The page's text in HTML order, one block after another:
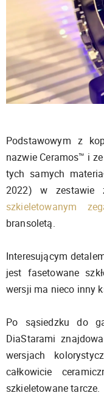
Podstawowym z
nazwie Ceramos™ i
tych samych
2022) w zestawie
szkieletowanym
bransoletą.
Interesującym
jest fasetowane
wersji ma nieco inny
Po sąsiedzku do
DiaStarami
wersjach
całkowicie
szkieletowane tarcze.